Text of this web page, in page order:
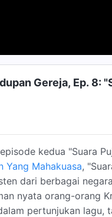
Gereja, Ep. 8:
kedua "Suara
Yang Mahakuasa,
dari berbagai
nyata orang-orang
pertunjukan lagu,